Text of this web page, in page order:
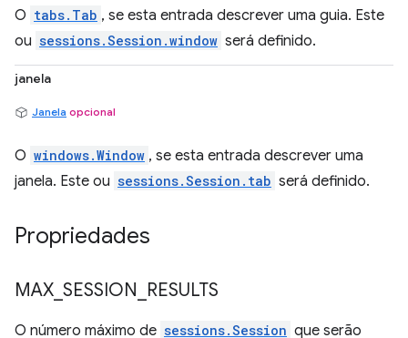
O tabs.Tab , se esta entrada descrever uma guia. Este
ou sessions.Session.window será definido.
janela
Janela opcional
O windows.Window , se esta entrada descrever uma
janela. Este ou sessions.Session.tab será definido.
Propriedades
MAX SESSION RESULTS
O número máximo de sessions.Session que serão